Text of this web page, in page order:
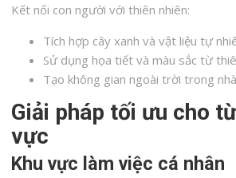
Kết nối con người với thiên nhiên:
Tích hợp cây xanh và vật liệu tự
Sử dụng họa tiết và màu sắc từ
Tạo không gian ngoài trời trong nhà
Giải pháp tối ưu cho
vực
Khu vực làm việc cá nhân